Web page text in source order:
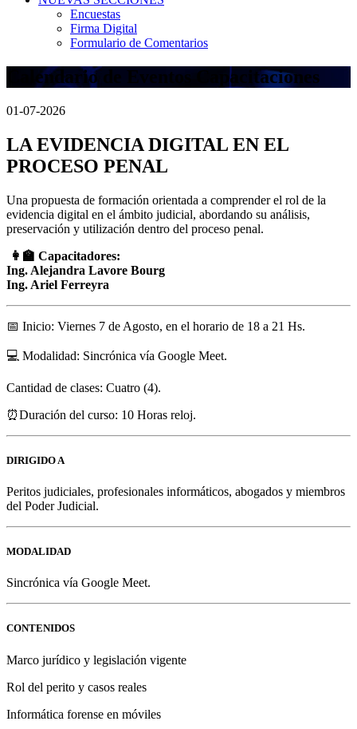
Encuestas
Firma Digital
Formulario de Comentarios
Calendario de Eventos Capacitaciones
01-07-2026
LA EVIDENCIA DIGITAL EN EL
PROCESO PENAL
Una propuesta de formación orientada a comprender el rol de la
evidencia digital en el ámbito judicial, abordando su análisis,
preservación y utilización dentro del proceso penal.
👩‍🏫 Capacitadores:
Ing. Alejandra Lavore Bourg
Ing. Ariel Ferreyra
📅 Inicio: Viernes 7 de Agosto, en el horario de 18 a 21 Hs.
💻 Modalidad: Sincrónica vía Google Meet.
Cantidad de clases: Cuatro (4).
⏰Duración del curso: 10 Horas reloj.
DIRIGIDO A
Peritos judiciales, profesionales informáticos, abogados y miembros
del Poder Judicial.
MODALIDAD
Sincrónica vía Google Meet.
CONTENIDOS
Marco jurídico y legislación vigente
Rol del perito y casos reales
Informática forense en móviles